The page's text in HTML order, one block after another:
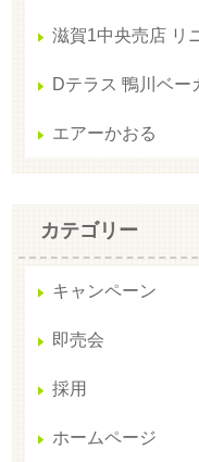
滋賀1中央売店 リ
Dテラス 鴨川ベー
エアーかおる
カテゴリー
キャンペーン
即売会
採用
ホームページ